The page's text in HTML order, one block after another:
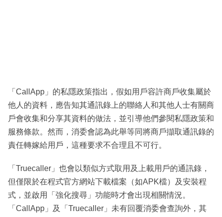
「CallApp」的私隱政策指出，假如用戶容許商戶收集屬於
他人的資料，應告知其通訊錄上的聯絡人和其他人士有關商
戶會收集和分享其資料的做法，並引導他們參閱私隱政策和
服務條款。然而，消委會認為此舉等同將商戶擷取通訊錄的
責任轉嫁給用戶，這種要求不合理且不可行。
「Truecaller」也會以類似方式取用及上載用戶的通訊錄，
但僅限於在程式官方網站下載檔案（如APK檔）及安裝程
式，並啟用「強化搜尋」功能時才會出現相關情況。
「CallApp」及「Truecaller」未有回覆消委會查詢外，其